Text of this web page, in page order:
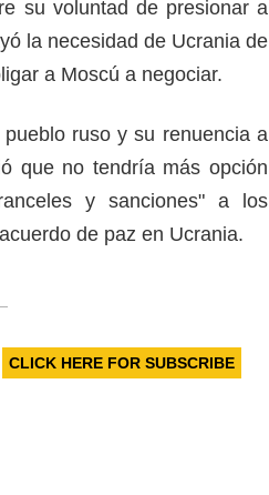
su voluntad de presionar a
la necesidad de Ucrania de
a Moscú a negociar.
ruso y su renuencia a
que no tendría más opción
y sanciones" a los
de paz en Ucrania.
CLICK HERE FOR SUBSCRIBE